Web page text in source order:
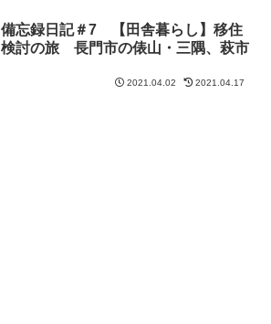
備忘録日記＃7 【田舎暮らし】移住
検討の旅 長門市の俵山・三隅、萩市
2021.04.02 2021.04.17